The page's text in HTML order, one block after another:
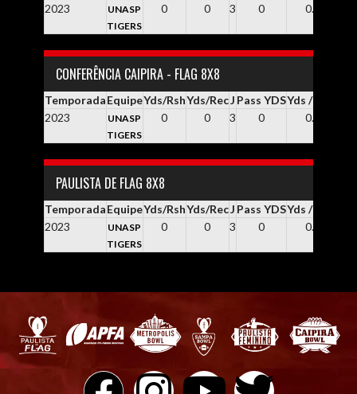
2023
UNASP
TIGERS
0 0 3 0 0.0
CONFERÊNCIA CAIPIRA - FLAG 8X8
TemporadaEquipeYds/RshYds/RecJ Pass YDSYds / Pass
2023
UNASP
TIGERS
0 0 3 0 0.0
PAULISTA DE FLAG 8X8
TemporadaEquipeYds/RshYds/RecJ Pass YDSYds / Pass
2023
UNASP
TIGERS
0 0 3 0 0.0